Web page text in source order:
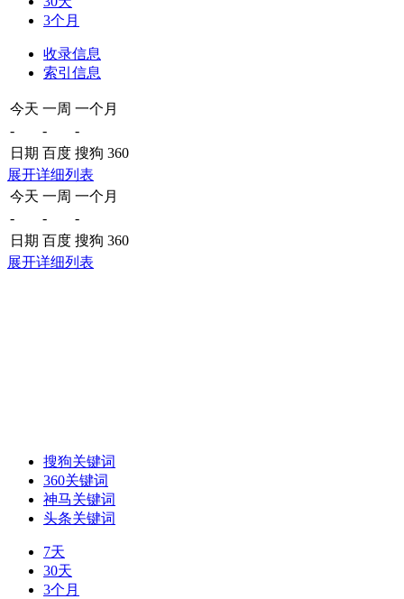
3个月
收录信息
索引信息
今天 一周 一个月
-
-
-
日期 百度 搜狗 360
展开详细列表
今天 一周 一个月
-
-
-
日期 百度 搜狗 360
展开详细列表
搜狗关键词
360关键词
神马关键词
头条关键词
7天
30天
3个月